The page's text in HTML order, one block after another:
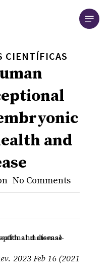
Menu
CIENTÍFICAS
and
No Comments
2023 Feb 16 (2021